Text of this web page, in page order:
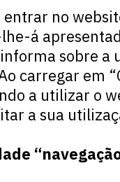
entrar no
á
sobre a
carregar em
a utilizar o
a sua